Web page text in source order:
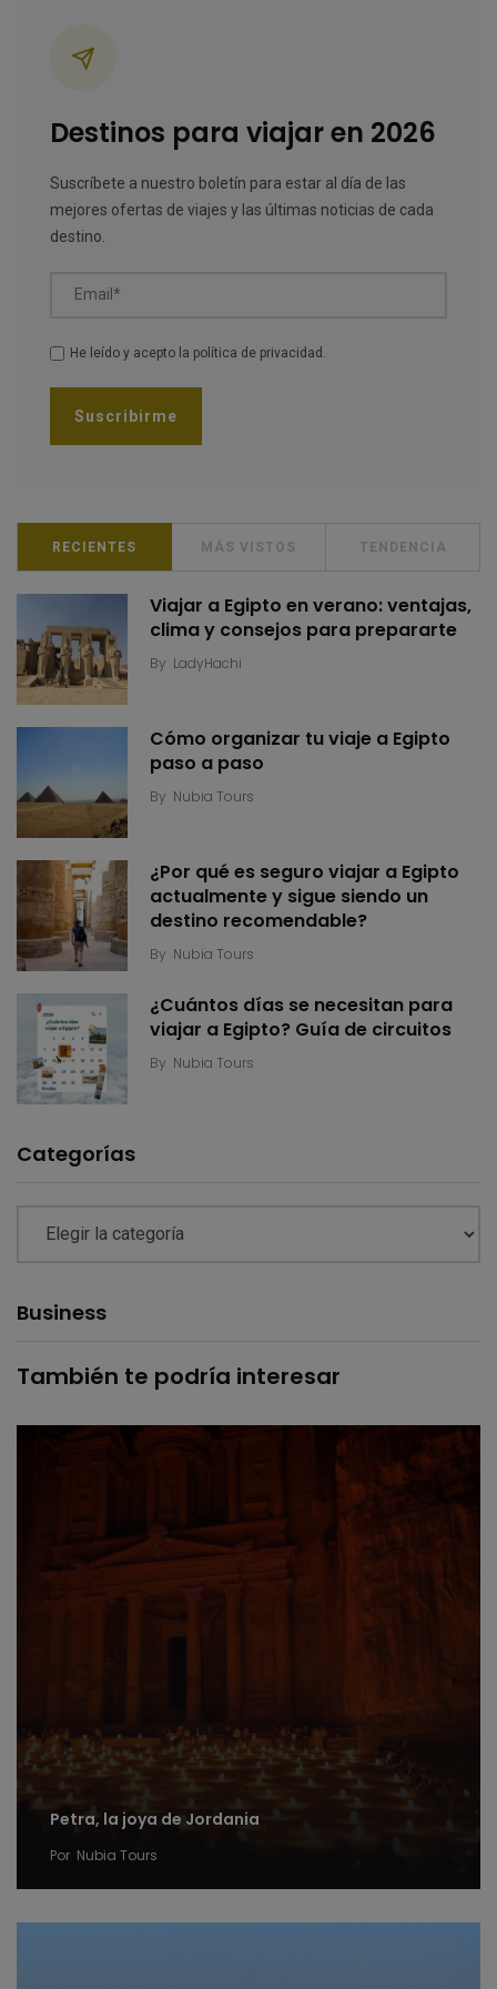
Destinos para viajar en 2026
Suscríbete a nuestro boletín para estar al día de las
mejores ofertas de viajes y las últimas noticias de cada
destino.
Email*
He leído y acepto la política de privacidad .
RECIENTES MÁS VISTOS TENDENCIA
Viajar a Egipto en verano: ventajas,
clima y consejos para prepararte
By LadyHachi
Cómo organizar tu viaje a Egipto
paso a paso
By Nubia Tours
¿Por qué es seguro viajar a Egipto
actualmente y sigue siendo un
destino recomendable?
By Nubia Tours
¿Cuántos días se necesitan para
viajar a Egipto? Guía de circuitos
By Nubia Tours
Categorías
Business
También te podría interesar
Petra, la joya de Jordania
Por Nubia Tours